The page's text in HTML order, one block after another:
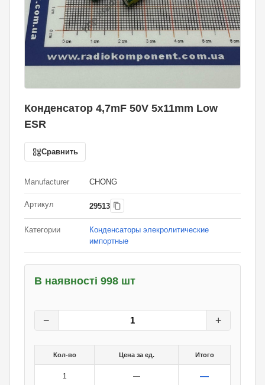
Конденсатор 4,7mF 50V 5x11mm Low
ESR
Сравнить
Manufacturer CHONG
Артикул 29513
Категории
Конденсаторы элекролитические
импортные
В наявності 998 шт
− +
Кол-во Цена за ед. Итого
1 — —